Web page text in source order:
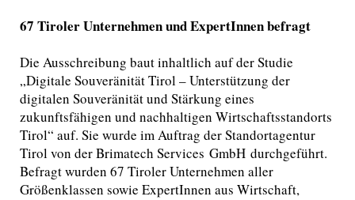
67 Tiroler Unternehmen und ExpertInnen befragt
Die Ausschreibung baut inhaltlich auf der Studie
„Digitale Souveränität Tirol – Unterstützung der
digitalen Souveränität und Stärkung eines
zukunftsfähigen und nachhaltigen Wirtschaftsstandorts
Tirol“ auf. Sie wurde im Auftrag der Standortagentur
Tirol von der Brimatech Services GmbH durchgeführt.
Befragt wurden 67 Tiroler Unternehmen aller
Größenklassen sowie ExpertInnen aus Wirtschaft,